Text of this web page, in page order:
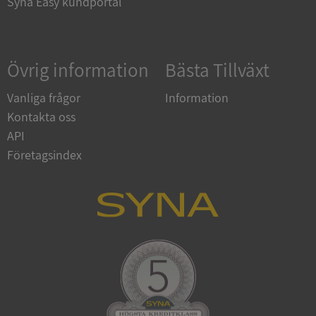
Övrig information
Vanliga frågor
Kontakta oss
API
Företagsindex
Bästa Tillväxt
Information
VISITOR_PRIVACY_METADATA
YouTube
Privacy Policy